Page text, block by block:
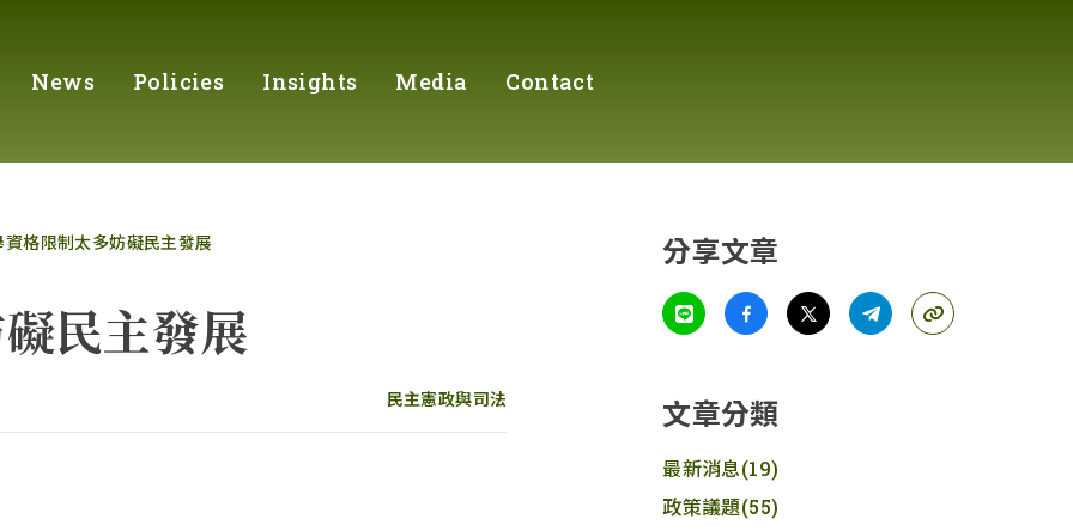
News Policies Insights Media Contact
資格限制太多妨礙民主發展
民主發展
民主憲政與司法
分享文章
文章分類
最新消息(19)
政策議題(55)